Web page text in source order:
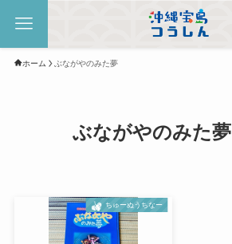
ホーム ぶながやのみた夢
ぶながやのみた夢
ちゅーぬうちなー